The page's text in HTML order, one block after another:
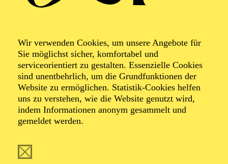
Wir verwenden Cookies, um unsere Angebote für
Sie möglichst sicher, komfortabel und
serviceorientiert zu gestalten. Essenzielle Cookies
sind unentbehrlich, um die Grundfunktionen der
Website zu ermöglichen. Statistik-Cookies helfen
uns zu verstehen, wie die Website genutzt wird,
indem Informationen anonym gesammelt und
gemeldet werden.